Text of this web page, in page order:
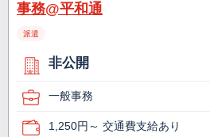
事務@平和通
派遣
非公開
一般事務
1,250円～ 交通費支給あり